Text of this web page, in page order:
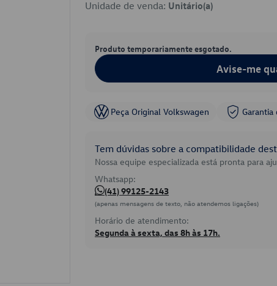
Unidade de venda: Unitário(a)
Produto temporariamente esgotado.
Avise-me
Peça Original Volkswagen
Tem dúvidas sobre a compatibilidade
Nossa equipe especializada está pronta para
Whatsapp:
(41) 99125-2143
(apenas mensagens de texto, não atendemos ligações)
Horário de atendimento:
Segunda à sexta, das 8h às 17h.